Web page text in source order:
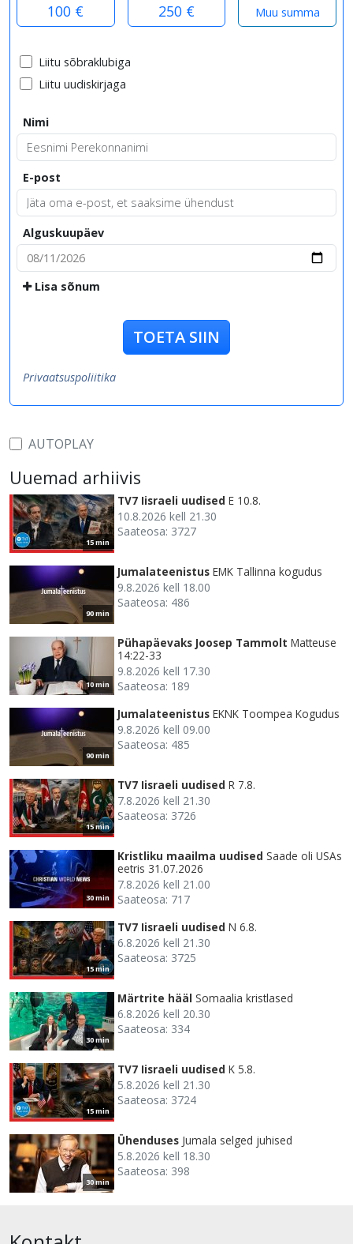
100 € 250 €
Liitu sõbraklubiga
Liitu uudiskirjaga
Nimi
E-post
Alguskuupäev
Lisa sõnum
TOETA SIIN
Privaatsuspoliitika
AUTOPLAY
Uuemad arhiivis
15 min
TV7 Iisraeli uudised E 10.8.
10.8.2026 kell 21.30
Saateosa: 3727
90 min
Jumalateenistus EMK Tallinna kogudus
9.8.2026 kell 18.00
Saateosa: 486
10 min
Pühapäevaks Joosep Tammolt Matteuse
14:22-33
9.8.2026 kell 17.30
Saateosa: 189
90 min
Jumalateenistus EKNK Toompea Kogudus
9.8.2026 kell 09.00
Saateosa: 485
15 min
TV7 Iisraeli uudised R 7.8.
7.8.2026 kell 21.30
Saateosa: 3726
30 min
Kristliku maailma uudised Saade oli USAs
eetris 31.07.2026
7.8.2026 kell 21.00
Saateosa: 717
15 min
TV7 Iisraeli uudised N 6.8.
6.8.2026 kell 21.30
Saateosa: 3725
30 min
Märtrite hääl Somaalia kristlased
6.8.2026 kell 20.30
Saateosa: 334
15 min
TV7 Iisraeli uudised K 5.8.
5.8.2026 kell 21.30
Saateosa: 3724
30 min
Ühenduses Jumala selged juhised
5.8.2026 kell 18.30
Saateosa: 398